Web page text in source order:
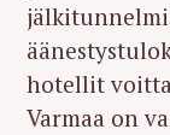
hotellit
Varmaa on